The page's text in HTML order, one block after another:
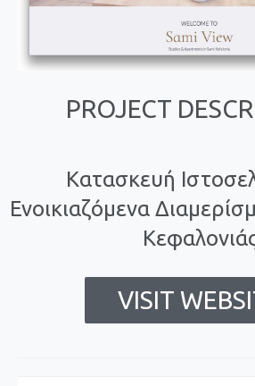
PROJECT
Κατασκευή
Ενοικιαζόμενα
VISIT